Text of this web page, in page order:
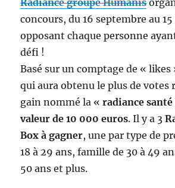
Radiance groupe Humanis
concours, du 16 septembre au
opposant chaque personne
défi !
Basé sur un comptage de «
qui aura obtenu le plus de votes
gain nommé la «radiance santé
valeur de 10 000 euros. Il y a 3
Box à gagner, une par type de
18 à 29 ans, famille de 30 à 49
50 ans et plus.